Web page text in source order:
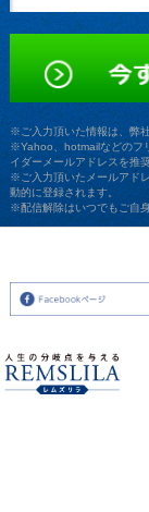
※ご入力頂いた情報は、弊
※Yahoo、hotmailなどのフ
イダーメールアドレスを推
※ご入力頂いたメールアド
動的に登録されます。
※配信解除はいつでもご自